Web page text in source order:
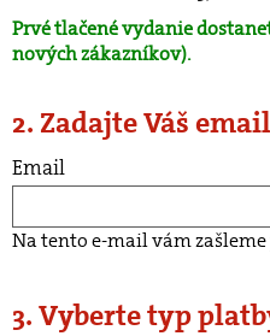
Prvé tlačené vydanie
nových zákazníkov).
2. Zadajte Váš email
Email
Na tento e-mail vám
3. Vyberte typ